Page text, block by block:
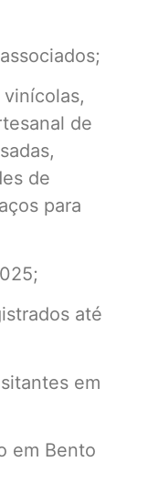
de
de
para
até
em
em Bento